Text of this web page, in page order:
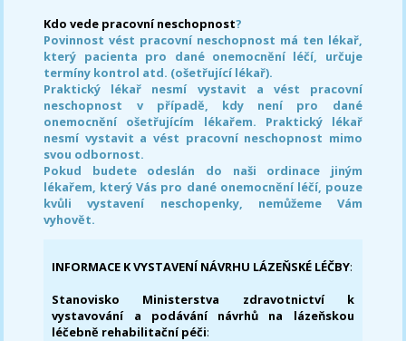
Kdo vede pracovní neschopnost?
Povinnost vést pracovní neschopnost má ten lékař,
který pacienta pro dané onemocnění léčí, určuje
termíny kontrol atd. (ošetřující lékař).
Praktický lékař nesmí vystavit a vést pracovní
neschopnost v případě, kdy není pro dané
onemocnění ošetřujícím lékařem. Praktický lékař
nesmí vystavit a vést pracovní neschopnost mimo
svou odbornost.
Pokud budete odeslán do naši ordinace jiným
lékařem, který Vás pro dané onemocnění léčí, pouze
kvůli vystavení neschopenky, nemůžeme Vám
vyhovět.
INFORMACE K VYSTAVENÍ NÁVRHU LÁZEŇSKÉ LÉČBY:
Stanovisko Ministerstva zdravotnictví k
vystavování a podávání návrhů na lázeňskou
léčebně rehabilitační péči: